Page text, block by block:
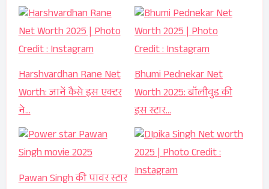
Harshvardhan Rane Net
Worth: जानें कैसे इस एक्टर
ने…
Bhumi Pednekar Net
Worth 2025: बॉलीवुड की
इस स्टार…
Pawan Singh की पावर स्टार